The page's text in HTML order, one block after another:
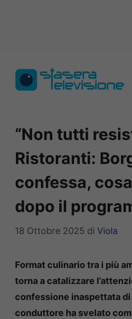
contenuto
“Non tutti
Ristoranti:
confessa,
dopo il
18 Ottobre 2025 di Viola
Format culinario tra i più
torna a catalizzare
confessione inaspettata di
conduttore ha svelato